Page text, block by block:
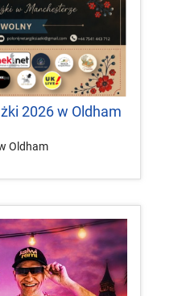
2026 w Oldham
Oldham